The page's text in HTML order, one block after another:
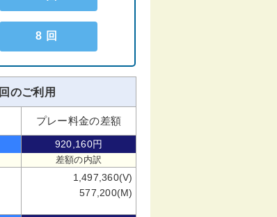
8回
回のご利用
プレー料金の差額
920,160円
差額の内訳
1,497,360(V)
577,200(M)